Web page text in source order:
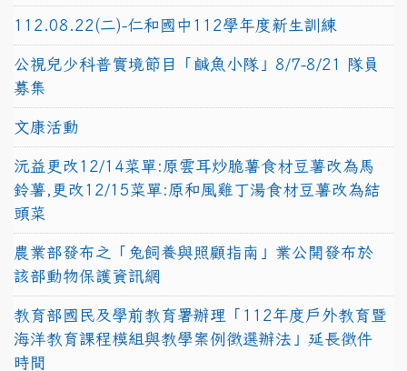
112.08.22(二)-仁和國中112學年度新生訓練
公視兒少科普實境節目「鹹魚小隊」8/7-8/21 隊員
募集
文康活動
沅益更改12/14菜單:原雲耳炒脆薯食材豆薯改為馬
鈴薯,更改12/15菜單:原和風雞丁湯食材豆薯改為結
頭菜
農業部發布之「兔飼養與照顧指南」業公開發布於
該部動物保護資訊網
教育部國民及學前教育署辦理「112年度戶外教育暨
海洋教育課程模組與教學案例徵選辦法」延長徵件
時間